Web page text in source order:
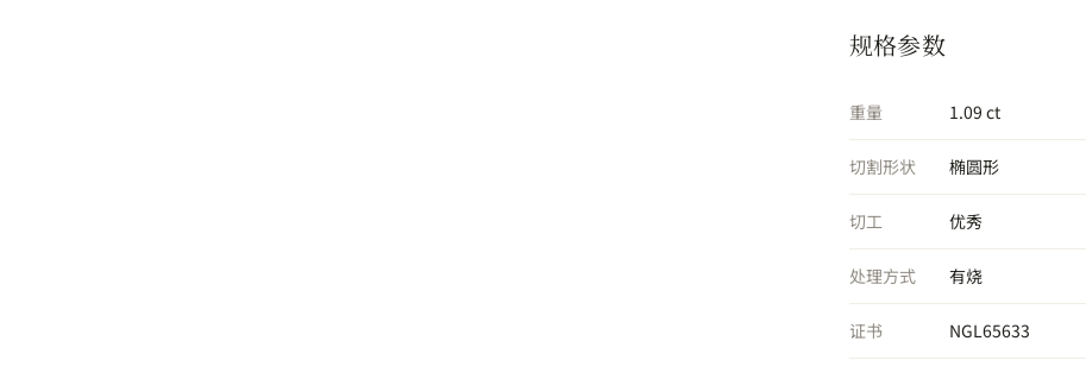
规格参数
重量 1.09 ct
切割形状 椭圆形
切工 优秀
处理方式 有烧
证书 NGL65633